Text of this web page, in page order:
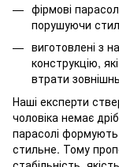
фірмові
порушуючи
виготовлені з
конструкцію,
втрати
Наші експерти
чоловіка немає
парасолі
стильне. Тому